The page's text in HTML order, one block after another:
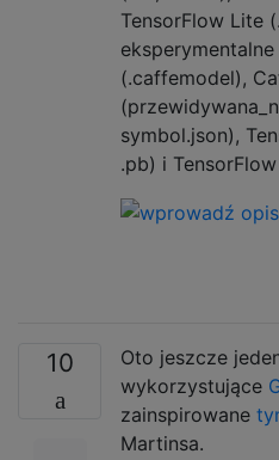
Dense
relu
Dense
relu
Dense
TensorFlow Lite
(.caffemodel),
symbol.json),
.pb) i
10 Oto jeszcze
wykorzystujące
zainspirowane
Martinsa.